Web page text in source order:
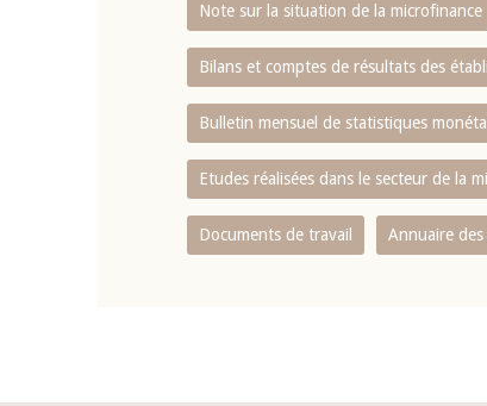
Note sur la situation de la microfinance
Bilans et comptes de résultats des
Bulletin mensuel de statistiques
Etudes réalisées dans le secteur de la
Documents de travail Annuaire